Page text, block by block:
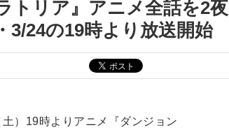
トリア』アニメ全話を2夜
3/24の19時より放送開始
）19時よりアニメ『ダンジョン